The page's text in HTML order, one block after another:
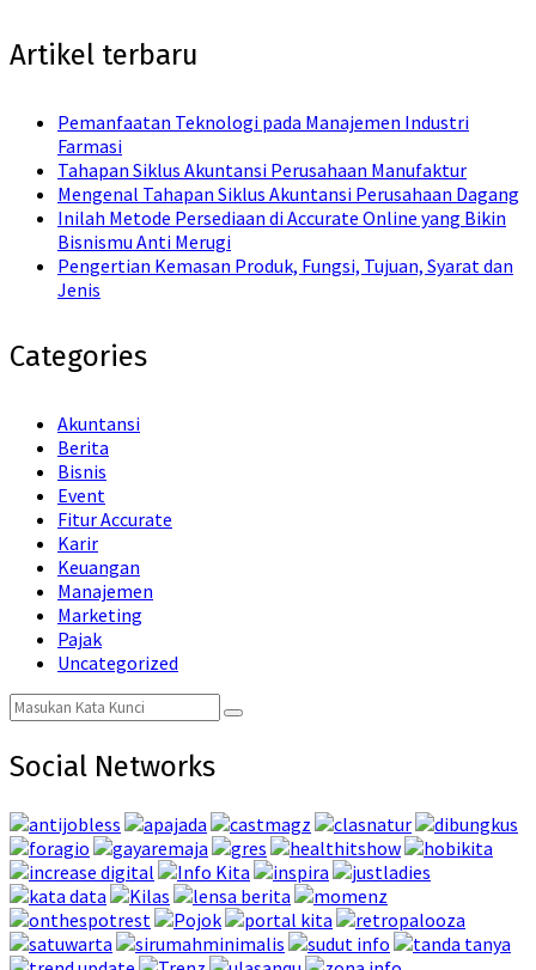
for:
Artikel terbaru
Pemanfaatan Teknologi pada Manajemen Industri
Farmasi
Tahapan Siklus Akuntansi Perusahaan Manufaktur
Mengenal Tahapan Siklus Akuntansi Perusahaan Dagang
Inilah Metode Persediaan di Accurate Online yang Bikin
Bisnismu Anti Merugi
Pengertian Kemasan Produk, Fungsi, Tujuan, Syarat dan
Jenis
Categories
Akuntansi
Berita
Bisnis
Event
Fitur Accurate
Karir
Keuangan
Manajemen
Marketing
Pajak
Uncategorized
Search
for:
Search
Social Networks